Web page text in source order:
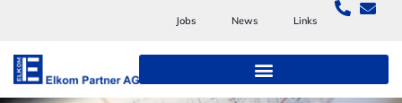
Jobs News Links